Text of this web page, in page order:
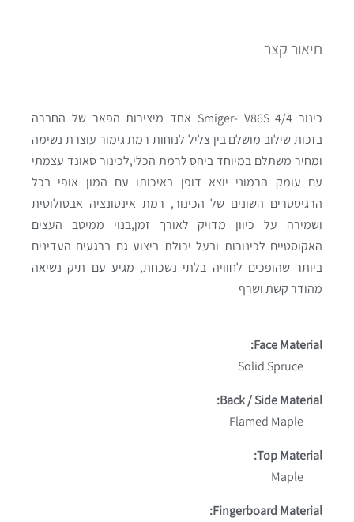
תיאור קצר
כינור 4/4 Smiger- V86S אחד מיצירות הפאר של החברה
בזכות שילוב מושלם בין צליל לנוחות רמת גימור עוצרת נשימה
ומחיר משתלם במיוחד ביחס לרמת הכלי,לכינור סאונד עצמתי
עם עומק הרמוני יוצא דופן באיכותו עם המון אופי בכל
הרגיסטרים השונים של הכינור, רמת אינטונציה אבסולוטית
ושמירה על כיוון מדויק לאורך זמן,בנוי ממיטב העצים
האקוסטיים לכינורות ובעל יכולת ביצוע גם ברגעים העדינים
ביותר שהופכים לחוויה בלתי נשכחת, מגיע עם תיק נשיאה
מהודר קשת ושרף
Face Material:
Solid Spruce
Back / Side Material:
Flamed Maple
Top Material:
Maple
Fingerboard Material: